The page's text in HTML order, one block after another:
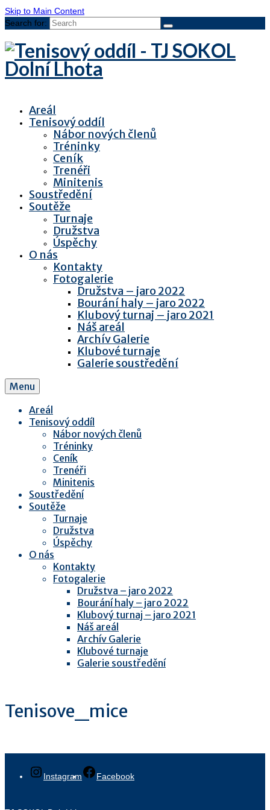
Skip to Main Content
Search for:
Areál
Tenisový oddíl
Nábor nových členů
Tréninky
Ceník
Trenéři
Minitenis
Soustředění
Soutěže
Turnaje
Družstva
Úspěchy
O nás
Kontakty
Fotogalerie
Družstva – jaro 2022
Bourání haly – jaro 2022
Klubový turnaj – jaro 2021
Náš areál
Archív Galerie
Klubové turnaje
Galerie soustředění
Menu
Areál
Tenisový oddíl
Nábor nových členů
Tréninky
Ceník
Trenéři
Minitenis
Soustředění
Soutěže
Turnaje
Družstva
Úspěchy
O nás
Kontakty
Fotogalerie
Družstva – jaro 2022
Bourání haly – jaro 2022
Klubový turnaj – jaro 2021
Náš areál
Archív Galerie
Klubové turnaje
Galerie soustředění
Tenisove_mice
Instagram Facebook